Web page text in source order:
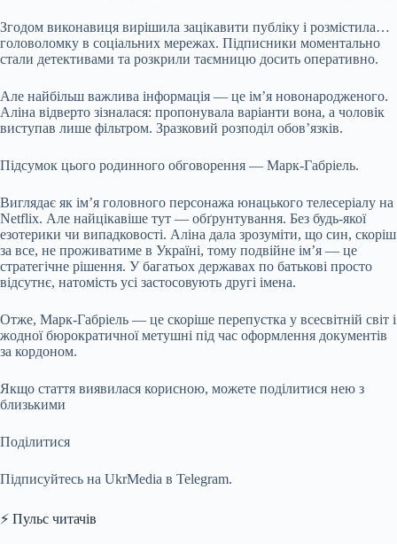
Згодом виконавиця вирішила зацікавити публіку і розмістила…
головоломку в соціальних мережах. Підписники моментально
стали детективами та розкрили таємницю досить оперативно.
Але найбільш важлива інформація — це ім’я новонародженого.
Аліна відверто зізналася: пропонувала варіанти вона, а чоловік
виступав лише фільтром. Зразковий розподіл обов’язків.
Підсумок цього родинного обговорення — Марк-Габріель.
Виглядає як ім’я головного персонажа юнацького телесеріалу на
Netflix. Але найцікавіше тут — обґрунтування. Без будь-якої
езотерики чи випадковості. Аліна дала зрозуміти, що син, скоріш
за все, не проживатиме в Україні, тому подвійне ім’я — це
стратегічне рішення. У багатьох державах по батькові просто
відсутнє, натомість усі застосовують другі імена.
Отже, Марк-Габріель — це скоріше перепустка у всесвітній світ і
жодної бюрократичної метушні під час оформлення документів
за кордоном.
Якщо стаття виявилася корисною, можете поділитися нею з
близькими
Поділитися
Підписуйтесь на UkrMedia в Telegram.
⚡ Пульс читачів